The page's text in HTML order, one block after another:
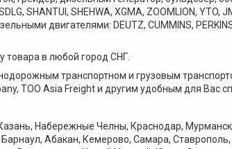
SHANTUI, SHEHWA, XGMA, ZOOMLION, YTO,
двигателями: DEUTZ, CUMMINS,
товара в любой город СНГ.
транспортном и грузовым
ТОО Asia Freight и другим удобным для Вас
Набережные Челны, Краснодар,
Абакан, Кемерово, Самара,